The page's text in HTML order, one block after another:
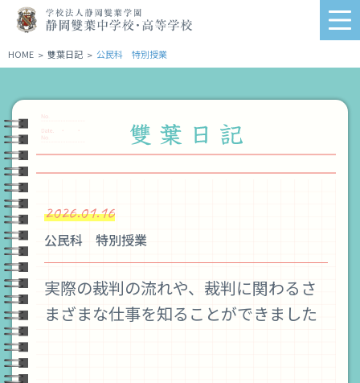
学
校
法
人
岡
雙
葉
学
園
静
岡
雙
葉
中
学
校・
高
等
学
校
HOME > 雙葉日記 > 公民科 特別授業
2026.01.16
公民科 特別授業
実際の裁判の流れや、裁判に関わるさ
まざまな仕事を知ることができました